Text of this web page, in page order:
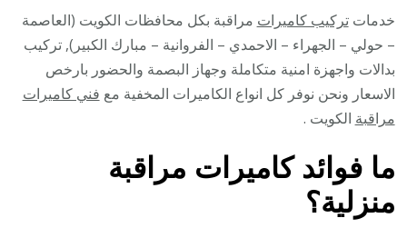
خدماتتركيب كاميرات مراقبة بكل محافظات الكويت (العاصمة
– حولي – الجهراء – الاحمدي – الفروانية – مبارك الكبير), تركيب
بدالات واجهزة امنية متكاملة وجهاز البصمة والحضور بارخص
الاسعار ونحن نوفر كل انواع الكاميرات المخفية مع فني كاميرات
مراقبة الكويت .
ما فوائد كاميرات مراقبة
منزلية؟